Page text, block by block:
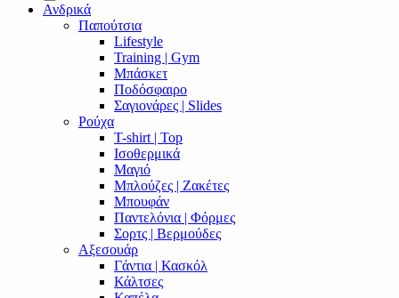
Ανδρικά
Παπούτσια
Lifestyle
Training | Gym
Μπάσκετ
Ποδόσφαιρο
Σαγιονάρες | Slides
Ρούχα
T-shirt | Top
Ισοθερμικά
Μαγιό
Μπλούζες | Ζακέτες
Μπουφάν
Παντελόνια | Φόρμες
Σορτς | Βερμούδες
Αξεσουάρ
Γάντια | Κασκόλ
Κάλτσες